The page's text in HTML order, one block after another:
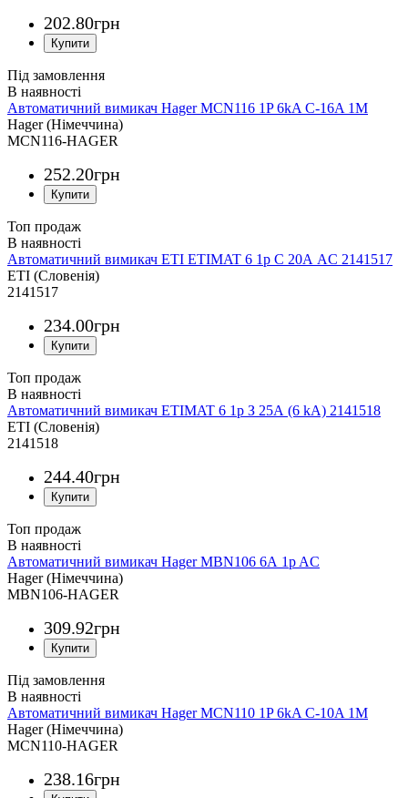
202.80грн
Під замовлення
Автоматичний вимикач Hager MCN116 1P 6kA C-16A 1M
Hager (Німеччина)
MCN116-HAGER
252.20грн
Топ продаж
Автоматичний вимикач ETI ETIMAT 6 1p C 20А AC 2141517
ETI (Словенія)
2141517
234.00грн
Топ продаж
Автоматичний вимикач ETIMAT 6 1p З 25А (6 kA) 2141518
ETI (Словенія)
2141518
244.40грн
Топ продаж
Автоматичний вимикач Hager MBN106 6А 1p AC
Hager (Німеччина)
MBN106-HAGER
309.92грн
Під замовлення
Автоматичний вимикач Hager MCN110 1P 6kA C-10A 1M
Hager (Німеччина)
MCN110-HAGER
238.16грн